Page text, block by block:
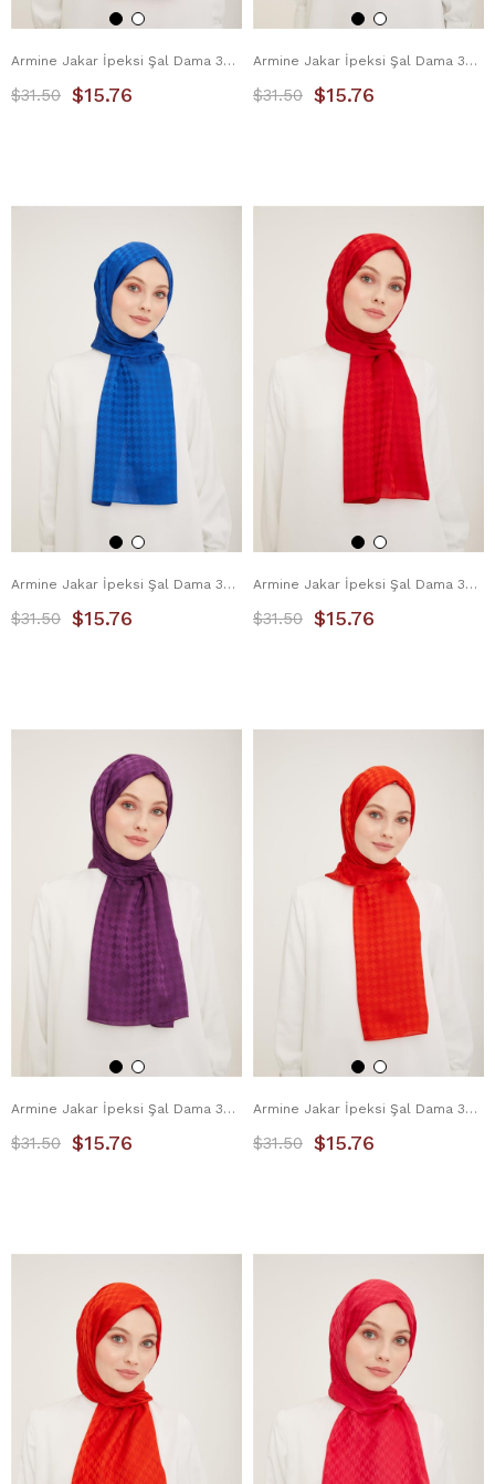
Armine Jakar İpeksi Şal Dama 3099-3 Pembe
$15.76
$31.50
Armine Jakar İpeksi Şal Dama 3099-4 Pudra
$15.76
$31.50
Armine Jakar İpeksi Şal Dama 3099-5 Saks
$15.76
$31.50
Armine Jakar İpeksi Şal Dama 3099-6 Bordo
$15.76
$31.50
Armine Jakar İpeksi Şal Dama 3099-7 Mor
$15.76
$31.50
Armine Jakar İpeksi Şal Dama 3099-8 Yanık Portakal
$15.76
$31.50